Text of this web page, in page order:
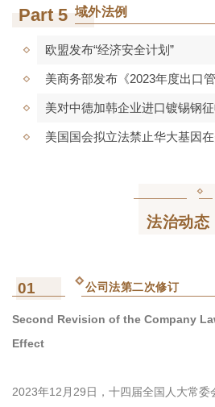
Part 5 域外法例
欧盟发布“经济安全计划”
美商务部发布《2023年度出口
美对中德加韩企业进口镀锡钢
美国国会拟立法禁止华大基因
法治动态
01 公司法第二次修订
Second Revision of the Company
Effect
2023年12月29日，十四届全国人大常委